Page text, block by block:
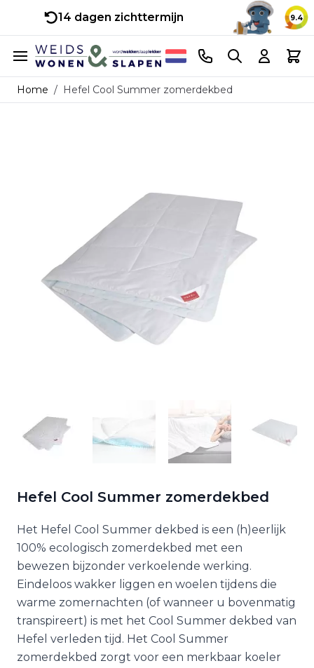
14 dagen zichttermijn 9.4
Ga naar de inhoud
Telefoonnummer
Search Cart
Home / Hefel Cool Summer zomerdekbed
Hefel Cool Summer zomerdekbed
Het Hefel Cool Summer dekbed is een (h)eerlijk
100% ecologisch zomerdekbed met een
bewezen bijzonder verkoelende werking.
Eindeloos wakker liggen en woelen tijdens die
warme zomernachten (of wanneer u bovenmatig
transpireert) is met het Cool Summer dekbed van
Hefel verleden tijd. Het Cool Summer
zomerdekbed zorgt voor een merkbaar koeler